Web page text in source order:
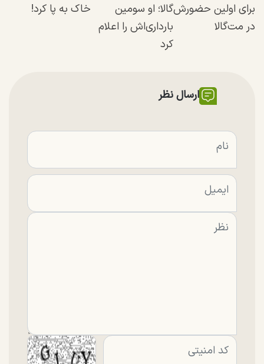
برای اولین حضورش
در مت‌گالا
گالا؛ او سومین
بارداری‌اش را اعلام
کرد
خاک به پا کرد!
ارسال نظر